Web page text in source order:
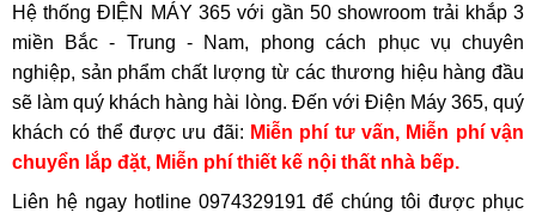
Hệ thống ĐIỆN MÁY 365 với gần 50 showroom trải khắp 3
miền Bắc - Trung - Nam, phong cách phục vụ chuyên
nghiệp, sản phẩm chất lượng từ các thương hiệu hàng đầu
sẽ làm quý khách hàng hài lòng. Đến với Điện Máy 365, quý
khách có thể được ưu đãi: Miễn phí tư vấn, Miễn phí vận
chuyển lắp đặt, Miễn phí thiết kế nội thất nhà bếp.
Liên hệ ngay hotline 0974329191 để chúng tôi được phục